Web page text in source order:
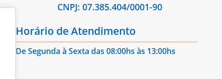
CNPJ: 07.385.404/0001-90
Horário de Atendimento
De Segunda à Sexta das 08:00hs às 13:00hs